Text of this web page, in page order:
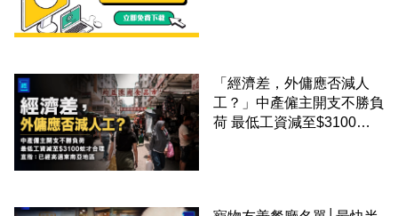
「經濟差，外傭應否減人
工？」中產僱主開支不勝負
荷 最低工資減至$3100蚊